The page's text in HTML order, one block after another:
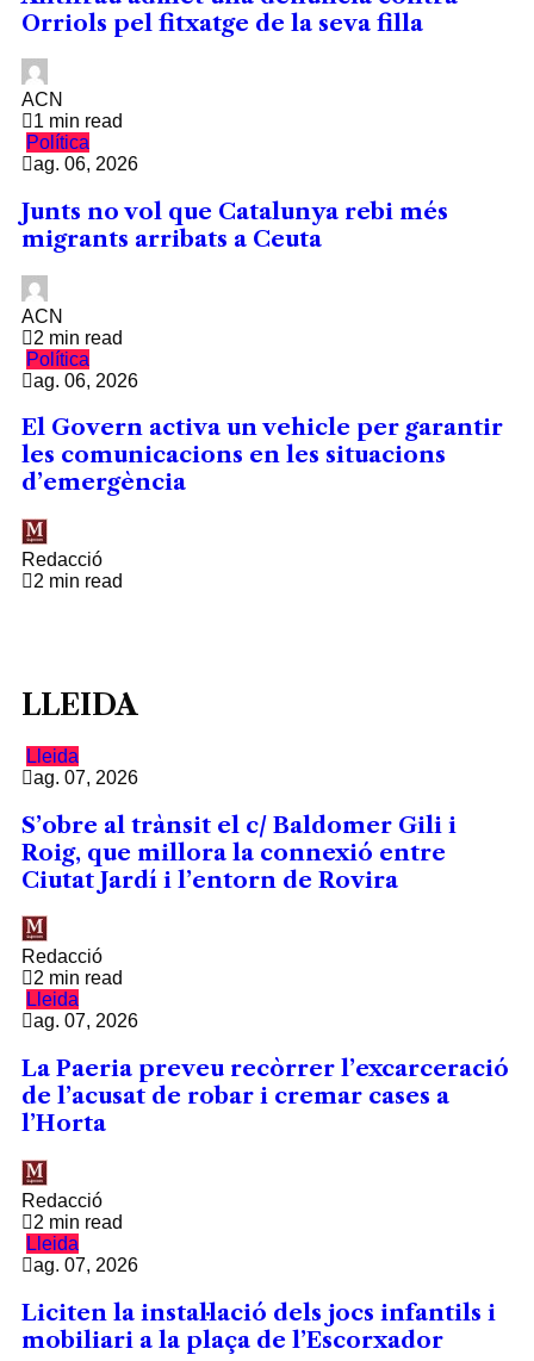
Orriols pel fitxatge de la seva filla
ACN
1 min read
Política
ag. 06, 2026
Junts no vol que Catalunya rebi més
migrants arribats a Ceuta
ACN
2 min read
Política
ag. 06, 2026
El Govern activa un vehicle per garantir
les comunicacions en les situacions
d’emergència
Redacció
2 min read
LLEIDA
Lleida
ag. 07, 2026
S’obre al trànsit el c/ Baldomer Gili i
Roig, que millora la connexió entre
Ciutat Jardí i l’entorn de Rovira
Redacció
2 min read
Lleida
ag. 07, 2026
La Paeria preveu recòrrer l’excarceració
de l’acusat de robar i cremar cases a
l’Horta
Redacció
2 min read
Lleida
ag. 07, 2026
Liciten la instal·lació dels jocs infantils i
mobiliari a la plaça de l’Escorxador